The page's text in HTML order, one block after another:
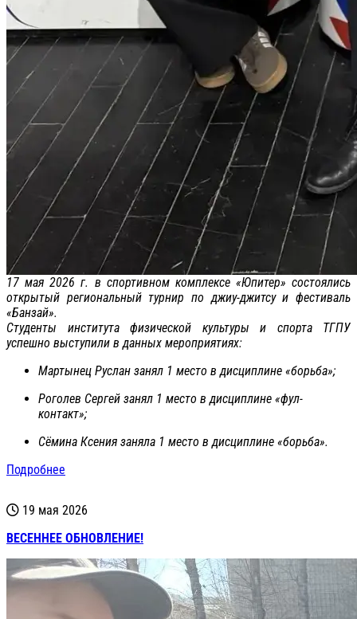
17 мая 2026 г. в спортивном комплексе «Юпитер» состоялись
открытый региональный турнир по джиу-джитсу и фестиваль
«Банзай».
Студенты института физической культуры и спорта ТГПУ
успешно выступили в данных мероприятиях:
Мартынец Руслан занял 1 место в дисциплине «борьба»;
Роголев Сергей занял 1 место в дисциплине «фул-
контакт»;
Сёмина Ксения заняла 1 место в дисциплине «борьба».
Подробнее
19 мая 2026
ВЕСЕННЕЕ ОБНОВЛЕНИЕ!